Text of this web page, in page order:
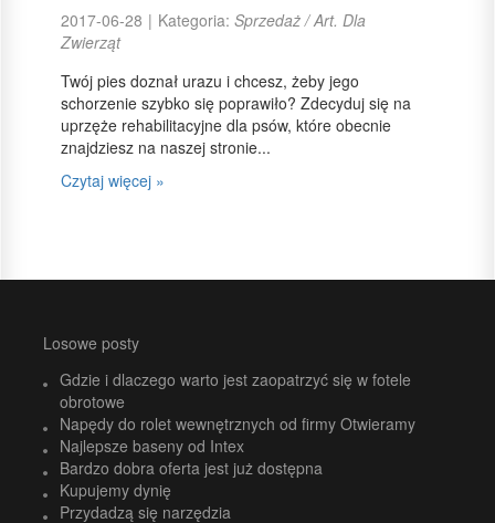
2017-06-28 | Kategoria: Sprzedaż / Art. Dla
Zwierząt
Twój pies doznał urazu i chcesz, żeby jego
schorzenie szybko się poprawiło? Zdecyduj się na
uprzęże rehabilitacyjne dla psów, które obecnie
znajdziesz na naszej stronie...
Czytaj więcej »
Losowe posty
Gdzie i dlaczego warto jest zaopatrzyć się w fotele
obrotowe
Napędy do rolet wewnętrznych od firmy Otwieramy
Najlepsze baseny od Intex
Bardzo dobra oferta jest już dostępna
Kupujemy dynię
Przydadzą się narzędzia